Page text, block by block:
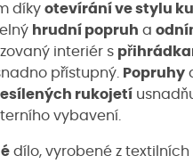
díky otevírání ve stylu
hrudní popruh a
interiér s
přístupný. Popruhy
rukojetí
vybavení.
dílo, vyrobené z textilních